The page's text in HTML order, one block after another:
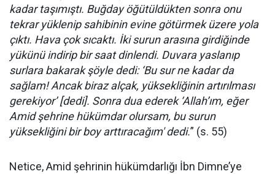
kadar taşımıştı. Buğday öğütüldükten sonra onu
tekrar yüklenip sahibinin evine götürmek üzere yola
çıktı. Hava çok sıcaktı. İki surun arasına girdiğinde
yükünü indirip bir saat dinlendi. Duvara yaslanıp
surlara bakarak şöyle dedi: ‘Bu sur ne kadar da
sağlam! Ancak biraz alçak, yüksekliğinin artırılması
gerekiyor’ [dedi]. Sonra dua ederek ‘Allah’ım, eğer
Amid şehrine hükümdar olursam, bu surun
yüksekliğini bir boy arttıracağım' dedi.” (s. 55)
Netice, Amid şehrinin hükümdarlığı İbn Dimne’ye